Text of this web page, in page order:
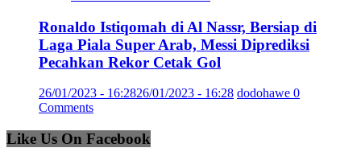
Ronaldo Istiqomah di Al Nassr, Bersiap di
Laga Piala Super Arab, Messi Diprediksi
Pecahkan Rekor Cetak Gol
26/01/2023 - 16:2826/01/2023 - 16:28 dodohawe 0
Comments
Like Us On Facebook